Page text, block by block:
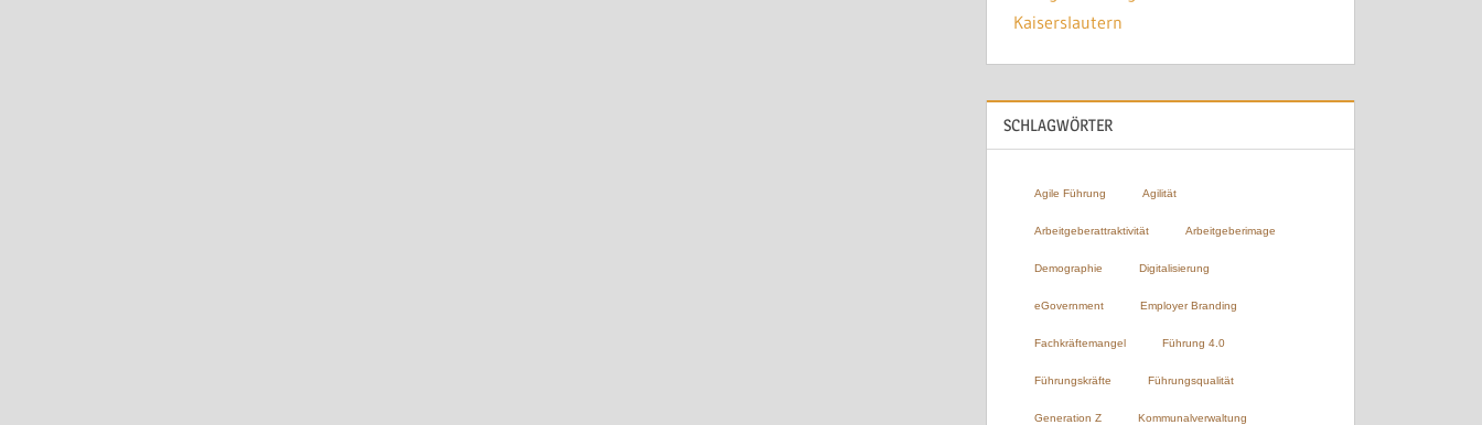
SCHLAGWÖRTER
Agile Führung Agilität
Arbeitgeberattraktivität Arbeitgeberimage
Demographie Digitalisierung
eGovernment Employer Branding
Fachkräftemangel Führung 4.0
Führungskräfte Führungsqualität
Generation Z Kommunalverwaltung